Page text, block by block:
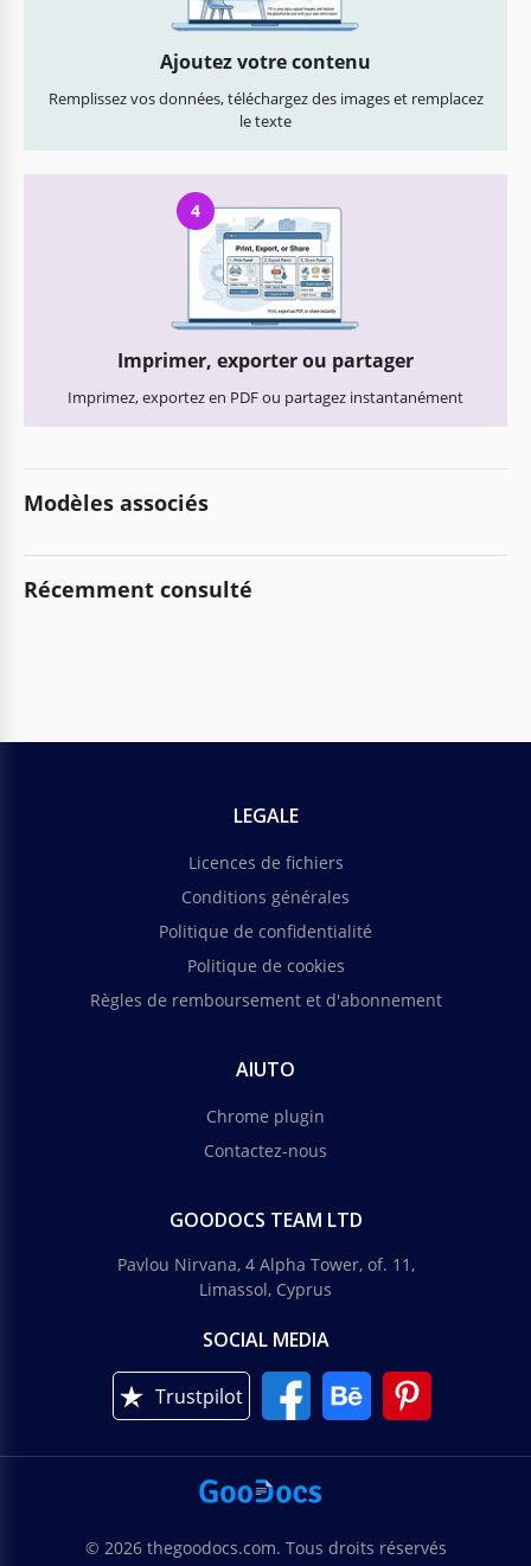
Ajoutez votre contenu
Remplissez vos données, téléchargez des images et remplacez
le texte
4
Imprimer, exporter ou partager
Imprimez, exportez en PDF ou partagez instantanément
Modèles associés
Récemment consulté
LEGALE
Licences de fichiers
Conditions générales
Politique de confidentialité
Politique de cookies
Règles de remboursement et d'abonnement
AIUTO
Chrome plugin
Contactez-nous
GOODOCS TEAM LTD
Pavlou Nirvana, 4 Alpha Tower, of. 11,
Limassol, Cyprus
SOCIAL MEDIA
Trustpilot
© 2026 thegoodocs.com. Tous droits réservés